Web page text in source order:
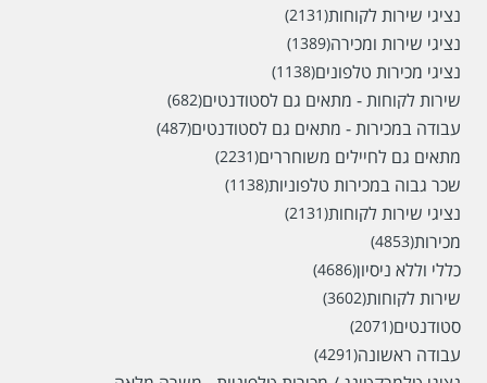
נציגי שירות לקוחות(2131)
נציגי שירות ומכירה(1389)
נציגי מכירות טלפונים(1138)
שירות לקוחות - מתאים גם לסטודנטים(682)
עבודה במכירות - מתאים גם לסטודנטים(487)
מתאים גם לחיילים משוחררים(2231)
שכר גבוה במכירות טלפוניות(1138)
נציגי שירות לקוחות(2131)
מכירות(4853)
כללי וללא ניסיון(4686)
שירות לקוחות(3602)
סטודנטים(2071)
עבודה ראשונה(4291)